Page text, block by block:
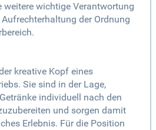
weitere wichtige Verantwortung
der Ordnung
kreative Kopf eines
Sie sind in der Lage,
individuell nach den
und sorgen damit
Erlebnis. Für die Position